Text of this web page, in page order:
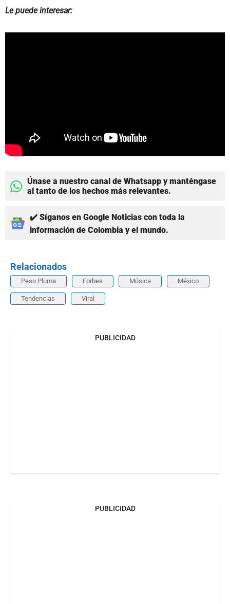
Le puede interesar:
Únase a nuestro canal de Whatsapp y manténgase
al tanto de los hechos más relevantes.
✔️ Síganos en Google Noticias con toda la
información de Colombia y el mundo.
Relacionados
Peso Pluma Forbes Música México
Tendencias Viral
PUBLICIDAD
PUBLICIDAD